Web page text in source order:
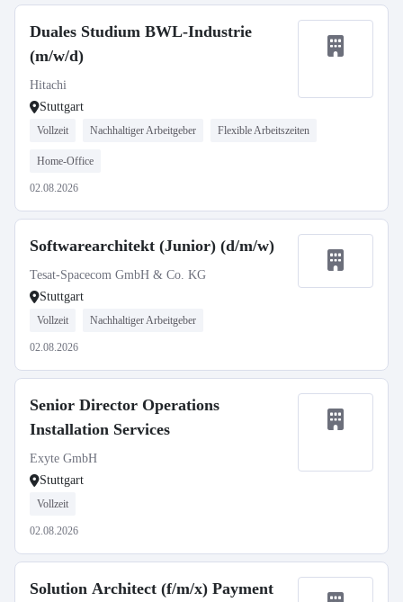
Duales Studium BWL-Industrie
(m/w/d)
Hitachi
Stuttgart
Vollzeit Nachhaltiger Arbeitgeber Flexible Arbeitszeiten
Home-Office
02.08.2026
Softwarearchitekt (Junior) (d/m/w)
Tesat-Spacecom GmbH & Co. KG
Stuttgart
Vollzeit Nachhaltiger Arbeitgeber
02.08.2026
Senior Director Operations
Installation Services
Exyte GmbH
Stuttgart
Vollzeit
02.08.2026
Solution Architect (f/m/x) Payment